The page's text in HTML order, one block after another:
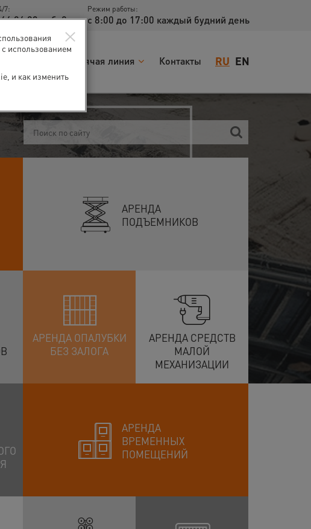
7:
06 93 доб. 2
Режим работы:
с 8:00 до 17:00 каждый будний день
RU EN
Горячая линия Контакты
АРЕНДА
ПОДЪЕМНИКОВ
АРЕНДА ОПАЛУБКИ
БЕЗ ЗАЛОГА
АРЕНДА СРЕДСТВ
МАЛОЙ
МЕХАНИЗАЦИИ
АРЕНДА
ВРЕМЕННЫХ
ПОМЕЩЕНИЙ
×
использованием
и как изменить